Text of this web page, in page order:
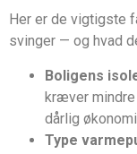
Her er de vigtigste
svinger — og hvad
Boligens
kræver
dårlig økonomi.
Type